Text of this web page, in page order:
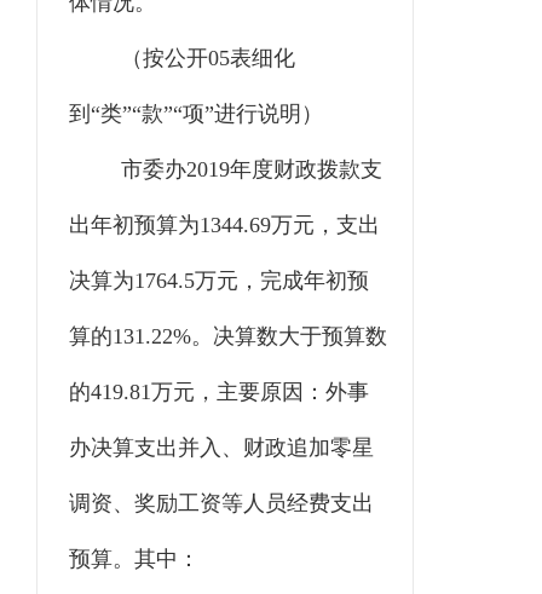
（按公开05表细化
到“类”“款”“项”进行说明）
市委办2019年度财政拨款支
出年初预算为1344.69万元，支出
决算为1764.5万元，完成年初预
算的131.22%。决算数大于预算数
的419.81万元，主要原因：外事
办决算支出并入、财政追加零星
调资、奖励工资等人员经费支出
预算。其中：